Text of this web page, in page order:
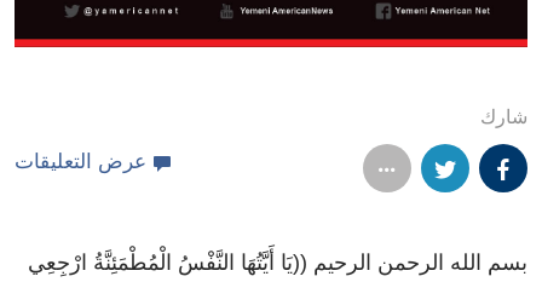
شارك
عرض التعليقات
بسم الله الرحمن الرحيم ((يَا أَيَّتُهَا النَّفْسُ الْمُطْمَئِنَّةُ ارْجِعِي